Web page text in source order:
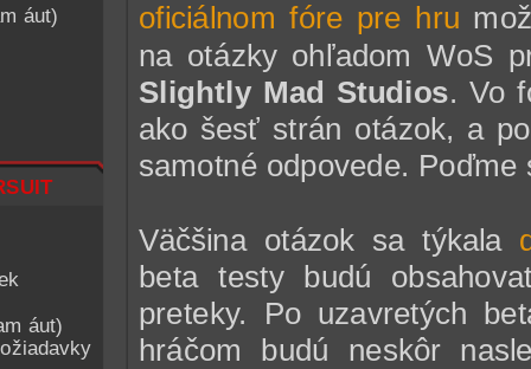
áut)
áut)
oficiálnom fóre pre hru
na otázky ohľadom WoS
Slightly Mad Studios. Vo
ako šesť strán otázok, a
samotné odpovede.
Väčšina otázok sa týkala
beta testy budú
preteky. Po uzavretých
hráčom budú neskôr